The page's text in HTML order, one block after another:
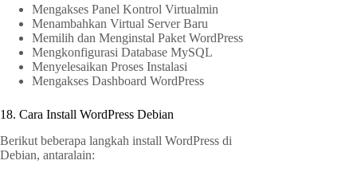
Mengakses Panel Kontrol Virtualmin
Menambahkan Virtual Server Baru
Memilih dan Menginstal Paket WordPress
Mengkonfigurasi Database MySQL
Menyelesaikan Proses Instalasi
Mengakses Dashboard WordPress
18. Cara Install WordPress Debian
Berikut beberapa langkah install WordPress di
Debian, antaralain: